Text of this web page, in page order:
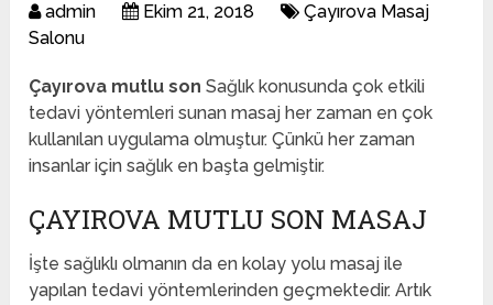
admin Ekim 21, 2018
Çayırova Masaj
Salonu
Çayırova mutlu son Sağlık konusunda çok etkili
tedavi yöntemleri sunan masaj her zaman en çok
kullanılan uygulama olmuştur. Çünkü her zaman
insanlar için sağlık en başta gelmiştir.
ÇAYIROVA MUTLU SON MASAJ
İşte sağlıklı olmanın da en kolay yolu masaj ile
yapılan tedavi yöntemlerinden geçmektedir. Artık